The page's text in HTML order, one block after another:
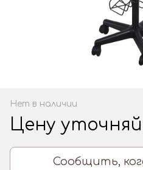
Нет в наличии
Цену
Сообщить,